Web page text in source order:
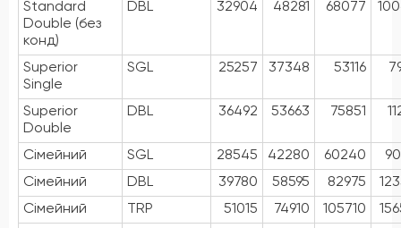
Standard
Double (без
конд)
DBL 32904 48281 68077
Superior
Single
SGL 25257 37348 53116
Superior
Double
DBL 36492 53663 75851
Сімейний SGL 28545 42280 60240
Сімейний
DBL 39780 58595 82975
Сімейний
TRP 51015 74910 105710